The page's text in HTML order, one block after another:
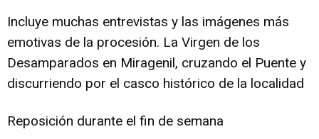
Incluye muchas entrevistas y las imágenes más
emotivas de la procesión. La Virgen de los
Desamparados en Miragenil, cruzando el Puente y
discurriendo por el casco histórico de la localidad
Reposición durante el fin de semana